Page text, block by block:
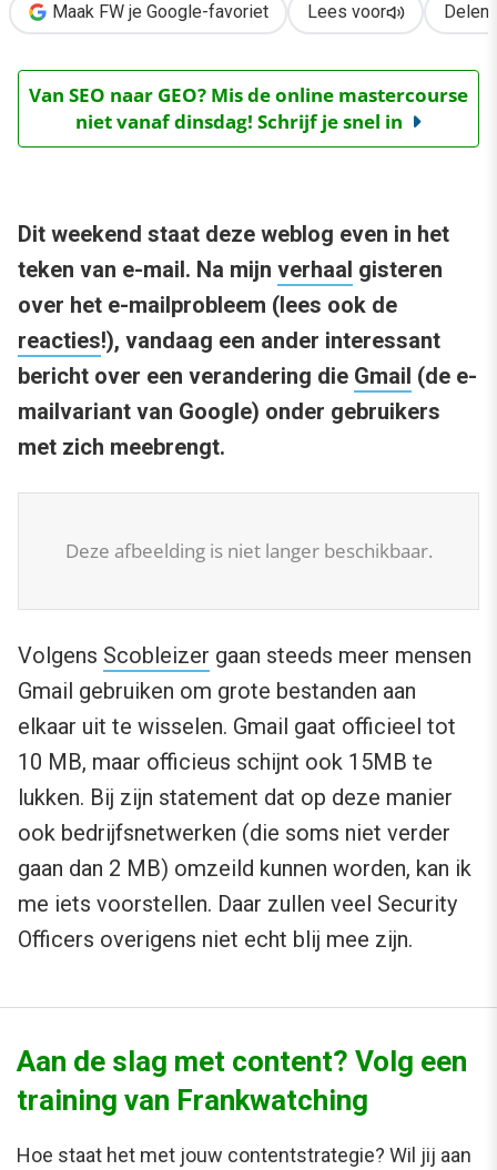
Maak FW je Google-favoriet Lees voor Delen
Van SEO naar GEO? Mis de online mastercourse
niet vanaf dinsdag! Schrijf je snel in
Dit weekend staat deze weblog even in het
teken van e-mail. Na mijn verhaal gisteren
over het e-mailprobleem (lees ook de
reacties!), vandaag een ander interessant
bericht over een verandering die Gmail (de e-
mailvariant van Google) onder gebruikers
met zich meebrengt.
Deze afbeelding is niet langer beschikbaar.
Volgens Scobleizer gaan steeds meer mensen
Gmail gebruiken om grote bestanden aan
elkaar uit te wisselen. Gmail gaat officieel tot
10 MB, maar officieus schijnt ook 15MB te
lukken. Bij zijn statement dat op deze manier
ook bedrijfsnetwerken (die soms niet verder
gaan dan 2 MB) omzeild kunnen worden, kan ik
me iets voorstellen. Daar zullen veel Security
Officers overigens niet echt blij mee zijn.
Aan de slag met content? Volg een
training van Frankwatching
Hoe staat het met jouw contentstrategie? Wil jij aan